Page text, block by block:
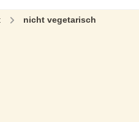
nicht vegetarisch